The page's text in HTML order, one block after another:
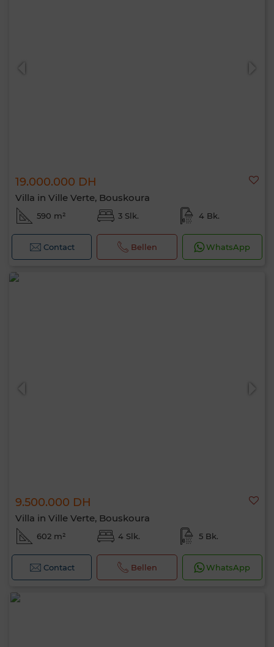
19.000.000 DH
Villa in Ville Verte, Bouskoura
590 m² 3 Slk. 4 Bk.
Contact Bellen WhatsApp
9.500.000 DH
Villa in Ville Verte, Bouskoura
602 m² 4 Slk. 5 Bk.
Contact Bellen WhatsApp